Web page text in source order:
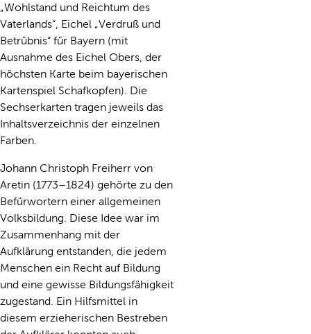
„Wohlstand und Reichtum des
Vaterlands“, Eichel „Verdruß und
Betrübnis“ für Bayern (mit
Ausnahme des Eichel Obers, der
höchsten Karte beim bayerischen
Kartenspiel Schafkopfen). Die
Sechserkarten tragen jeweils das
Inhaltsverzeichnis der einzelnen
Farben.
Johann Christoph Freiherr von
Aretin (1773–1824) gehörte zu den
Befürwortern einer allgemeinen
Volksbildung. Diese Idee war im
Zusammenhang mit der
Aufklärung entstanden, die jedem
Menschen ein Recht auf Bildung
und eine gewisse Bildungsfähigkeit
zugestand. Ein Hilfsmittel in
diesem erzieherischen Bestreben